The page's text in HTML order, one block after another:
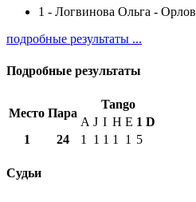
1 - Логвинова Ольга -
подробные результаты ...
Подробные результаты
Место Пара
Tango
A J I H E 1 D
1
24 1 1 1 1 1 5
Судьи